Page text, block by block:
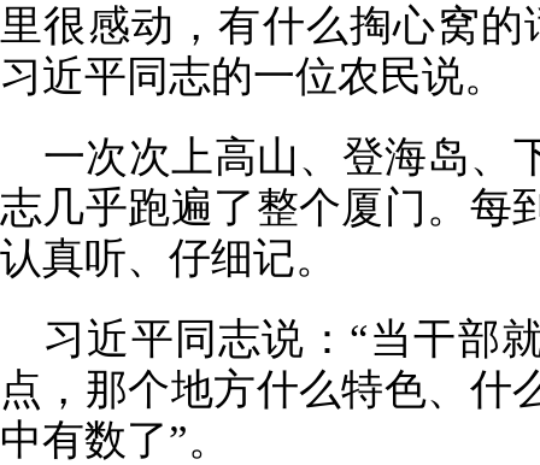
里很感动，有什么掏心窝
习近平同志的一位农民说。
一次次上高山、登海岛、
志几乎跑遍了整个厦门。每
认真听、仔细记。
习近平同志说：“当干部
点，那个地方什么特色、什
中有数了”。